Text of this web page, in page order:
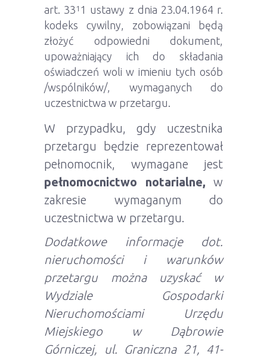
art. 331 1 ustawy z dnia 23.04.1964 r.
kodeks cywilny, zobowiązani będą
złożyć odpowiedni dokument,
upoważniający ich do składania
oświadczeń woli w imieniu tych osób
/wspólników/, wymaganych do
uczestnictwa w przetargu.
W przypadku, gdy uczestnika
przetargu będzie reprezentował
pełnomocnik, wymagane jest
pełnomocnictwo notarialne, w
zakresie wymaganym do
uczestnictwa w przetargu.
Dodatkowe informacje dot.
nieruchomości i warunków
przetargu można uzyskać w
Wydziale Gospodarki
Nieruchomościami Urzędu
Miejskiego w Dąbrowie
Górniczej, ul. Graniczna 21, 41-